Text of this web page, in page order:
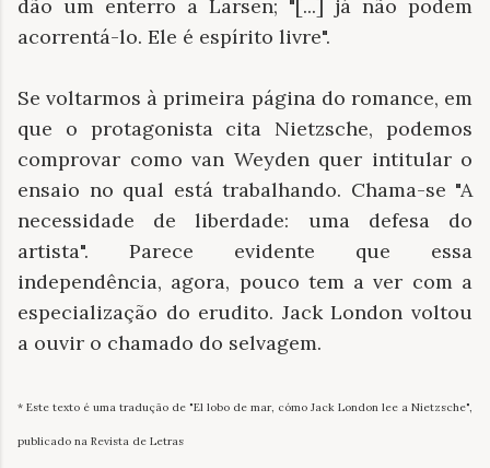
dão um enterro a Larsen; "[...] já não podem
acorrentá-lo. Ele é espírito livre".
Se voltarmos à primeira página do romance, em
que o protagonista cita Nietzsche, podemos
comprovar como van Weyden quer intitular o
ensaio no qual está trabalhando. Chama-se "A
necessidade de liberdade: uma defesa do
artista". Parece evidente que essa
independência, agora, pouco tem a ver com a
especialização do erudito. Jack London voltou
a ouvir o chamado do selvagem.
* Este texto é uma tradução de "El lobo de mar, cómo Jack London lee a Nietzsche",
publicado na Revista de Letras